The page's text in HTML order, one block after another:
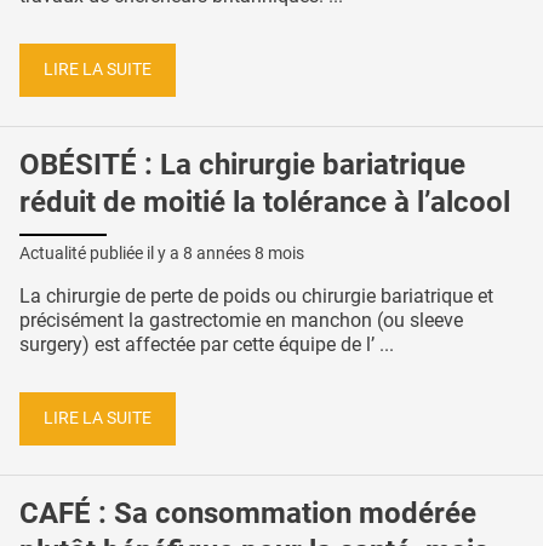
LIRE LA SUITE
OBÉSITÉ : La chirurgie bariatrique
réduit de moitié la tolérance à l’alcool
Actualité publiée il y a 8 années 8 mois
La chirurgie de perte de poids ou chirurgie bariatrique et
précisément la gastrectomie en manchon (ou sleeve
surgery) est affectée par cette équipe de l’ ...
LIRE LA SUITE
CAFÉ : Sa consommation modérée